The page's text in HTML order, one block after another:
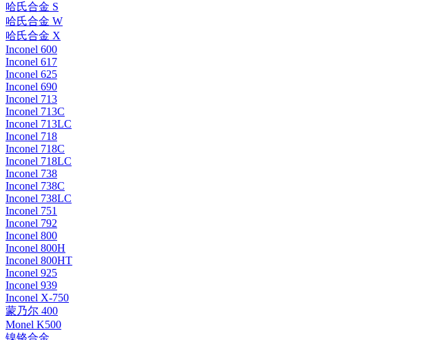
哈氏合金 S
哈氏合金 W
哈氏合金 X
Inconel 600
Inconel 617
Inconel 625
Inconel 690
Inconel 713
Inconel 713C
Inconel 713LC
Inconel 718
Inconel 718C
Inconel 718LC
Inconel 738
Inconel 738C
Inconel 738LC
Inconel 751
Inconel 792
Inconel 800
Inconel 800H
Inconel 800HT
Inconel 925
Inconel 939
Inconel X-750
蒙乃尔 400
Monel K500